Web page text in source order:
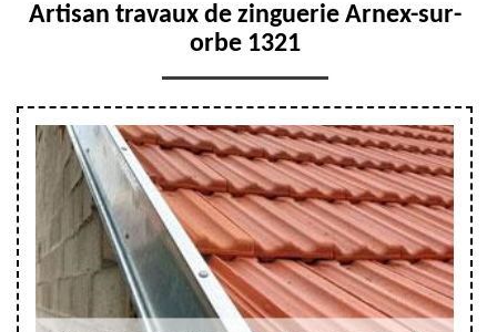
Artisan travaux de zinguerie Arnex-sur-
orbe 1321